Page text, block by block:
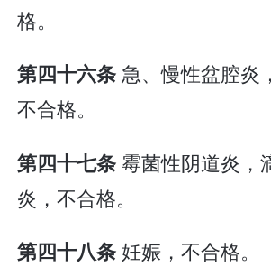
格。
第四十六条急、慢性盆腔炎
不合格。
第四十七条霉菌性阴道炎，
炎，不合格。
第四十八条妊娠，不合格。